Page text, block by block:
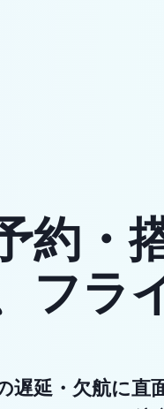
約・
フラ
遅延・欠航に